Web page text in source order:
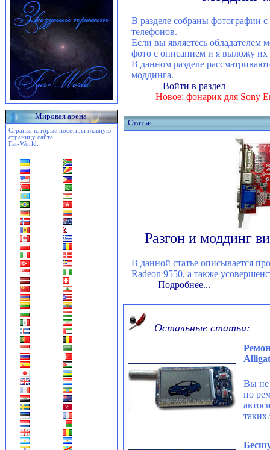
Мировая арена
Страны, которые посетили главную
страницу сайта
Far-World:
В разделе собраны фотографии
телефонов.
Если вы являетесь обладателем
фото с описанием и я выложу их
В данном разделе
моддинга.
Войти в раздел
Новое: фонарик для Sony
Статьи
Разгон и моддинг
В данной статье описывается
Radeon 9550, а также
Подробнее...
Остальные статьи:
Вы не
по